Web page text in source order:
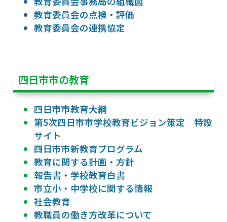
教育委員会の点検・評価
教育委員会の連携協定
四日市市の教育
四日市市教育大綱
第5次四日市市学校教育ビジョン策定 特設
サイト
四日市市新教育プログラム
教育に関する計画・方針
報告書・学校教育白書
市立小・中学校に関する情報
社会教育
教職員の働き方改革について